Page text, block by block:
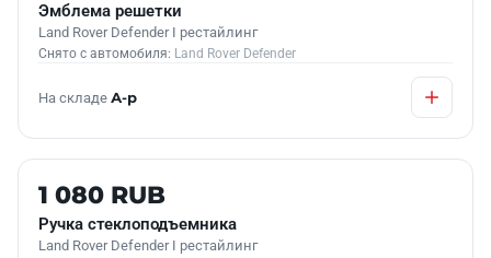
Эмблема решетки
Land Rover Defender I рестайлинг
Снято с автомобиля: Land Rover Defender
На складе А-р
Б/У В НАЛИЧИИ
1 080 RUB
Ручка стеклоподъемника
Land Rover Defender I рестайлинг